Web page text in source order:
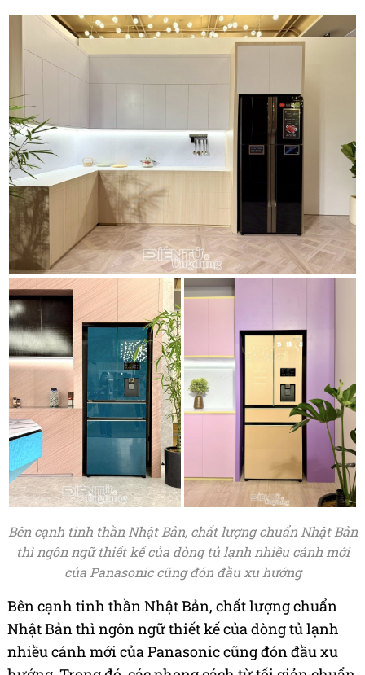
Bên cạnh tinh thần Nhật Bản, chất lượng chuẩn Nhật Bản
thì ngôn ngữ thiết kế của dòng tủ lạnh nhiều cánh mới
của Panasonic cũng đón đầu xu hướng
Bên cạnh tinh thần Nhật Bản, chất lượng chuẩn
Nhật Bản thì ngôn ngữ thiết kế của dòng tủ lạnh
nhiều cánh mới của Panasonic cũng đón đầu xu